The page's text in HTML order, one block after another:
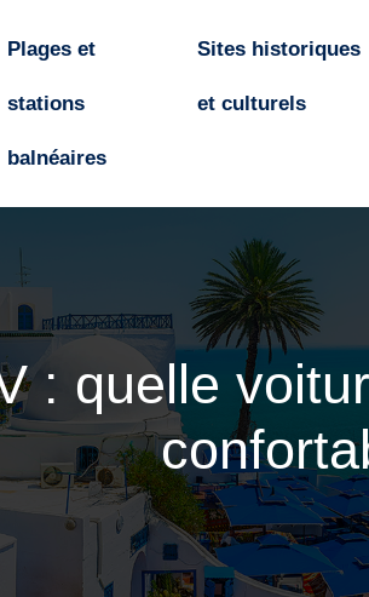
Plages et
stations
balnéaires
Sites historiques
et culturels
: quelle